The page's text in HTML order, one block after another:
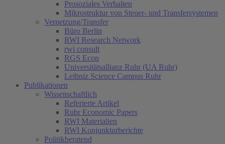
Prosoziales Verhalten
Mikrostruktur von Steuer- und Transfersystemen
Vernetzung/Transfer
Büro Berlin
RWI Research Network
rwi consult
RGS Econ
Universitätsallianz Ruhr (UA Ruhr)
Leibniz Science Campus Ruhr
Publikationen
Wissenschaftlich
Referierte Artikel
Ruhr Economic Papers
RWI Materialien
RWI Konjunkturberichte
Politikberatend